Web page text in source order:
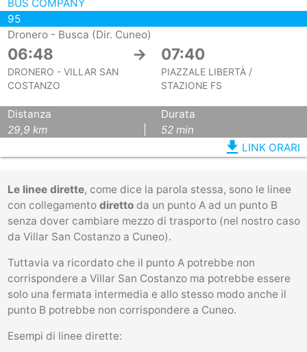
BUS COMPANY
95
Dronero - Busca (Dir. Cuneo)
06:48 → 07:40
DRONERO - VILLAR SAN
COSTANZO
PIAZZALE LIBERTÀ /
STAZIONE FS
Distanza
29,9 km
Durata
52 min
file_download LINK ORARI
Le linee dirette, come dice la parola stessa, sono le linee
con collegamento direttoda un punto A ad un punto B
senza dover cambiare mezzo di trasporto (nel nostro caso
da Villar San Costanzo a Cuneo).
Tuttavia va ricordato che il punto A potrebbe non
corrispondere a Villar San Costanzo ma potrebbe essere
solo una fermata intermedia e allo stesso modo anche il
punto B potrebbe non corrispondere a Cuneo.
Esempi di linee dirette: